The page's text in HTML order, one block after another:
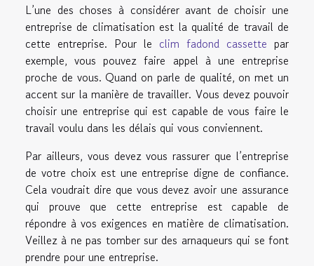
L’une des choses à considérer avant de choisir une
entreprise de climatisation est la qualité de travail de
cette entreprise. Pour le clim fadond cassette par
exemple, vous pouvez faire appel à une entreprise
proche de vous. Quand on parle de qualité, on met un
accent sur la manière de travailler. Vous devez pouvoir
choisir une entreprise qui est capable de vous faire le
travail voulu dans les délais qui vous conviennent.
Par ailleurs, vous devez vous rassurer que l’entreprise
de votre choix est une entreprise digne de confiance.
Cela voudrait dire que vous devez avoir une assurance
qui prouve que cette entreprise est capable de
répondre à vos exigences en matière de climatisation.
Veillez à ne pas tomber sur des arnaqueurs qui se font
prendre pour une entreprise.